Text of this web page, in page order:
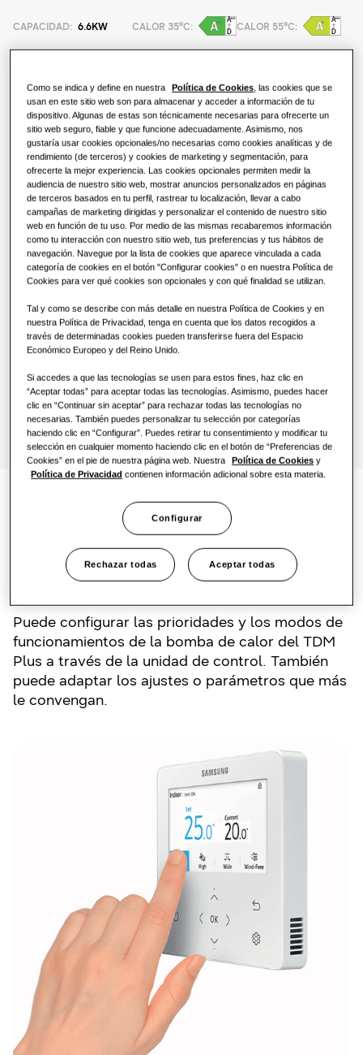
Ventajas de una bomba de calor
cómo funciona?
SOLUCIONES COMERCIALES
Hoteles
Comercio
Restaurante
Oficina
Sostenibilidad
One Samsung
Efficient Climate Control
Windfree Health Silence
Soluciones de climatización
SOLUCIONES PARA OFICINAS
Soluciones de climatización
Controles
PRODUCTOS ESTRELLA
SmartThings
Cassette 360
Compara WindFree
Productos
Acerca de Samsung
CAPACIDAD: 6.6KW CALOR 35°C: CALOR 55°C:
Unidad Exterior TDM Plus
AE066MXTPEH/EU
Capacidad disponible
4.4KW 6.6KW 9.0KW 12.0KW
16.0KW
Tipo de alimentación
1 fase
Encontrar un instalador
Funcionamiento
personalizado en
cualquier momento
Puede configurar las prioridades y los modos de
funcionamientos de la bomba de calor del TDM
Plus a través de la unidad de control. También
puede adaptar los ajustes o parámetros que más
le convengan.
Como se indica y define en nuestra Política de Cookies, las cookies que se
usan en este sitio web son para almacenar y acceder a información de tu
dispositivo. Algunas de estas son técnicamente necesarias para ofrecerte un
sitio web seguro, fiable y que funcione adecuadamente. Asimismo, nos
gustaría usar cookies opcionales/no necesarias como cookies analíticas y de
rendimiento (de terceros) y cookies de marketing y segmentación, para
ofrecerte la mejor experiencia. Las cookies opcionales permiten medir la
audiencia de nuestro sitio web, mostrar anuncios personalizados en páginas
de terceros basados en tu perfil, rastrear tu localización, llevar a cabo
campañas de marketing dirigidas y personalizar el contenido de nuestro sitio
web en función de tu uso. Por medio de las mismas recabaremos información
como tu interacción con nuestro sitio web, tus preferencias y tus hábitos de
navegación. Navegue por la lista de cookies que aparece vinculada a cada
categoría de cookies en el botón "Configurar cookies" o en nuestra Política de
Cookies para ver qué cookies son opcionales y con qué finalidad se utilizan.
Tal y como se describe con más detalle en nuestra Política de Cookies y en
nuestra Política de Privacidad, tenga en cuenta que los datos recogidos a
través de determinadas cookies pueden transferirse fuera del Espacio
Económico Europeo y del Reino Unido.
Si accedes a que las tecnologías se usen para estos fines, haz clic en
“Aceptar todas” para aceptar todas las tecnologías. Asimismo, puedes hacer
clic en “Continuar sin aceptar” para rechazar todas las tecnologías no
necesarias. También puedes personalizar tu selección por categorías
haciendo clic en “Configurar”. Puedes retirar tu consentimiento y modificar tu
selección en cualquier momento haciendo clic en el botón de “Preferencias de
Cookies” en el pie de nuestra página web. Nuestra
Política de Cookies y
Política de Privacidad contienen información adicional sobre esta materia.
Configurar
Rechazar todas Aceptar todas